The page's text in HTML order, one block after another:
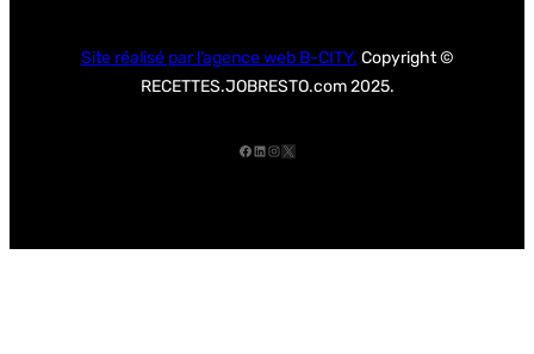
Site réalisé par l’agence web B-CITY. Copyright ©
RECETTES.JOBRESTO.com 2025.
FacebookLinkedInInstagram
X